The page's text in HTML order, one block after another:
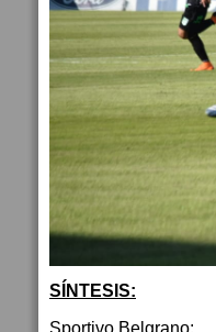
SÍNTESIS:
Sportivo Belgrano: